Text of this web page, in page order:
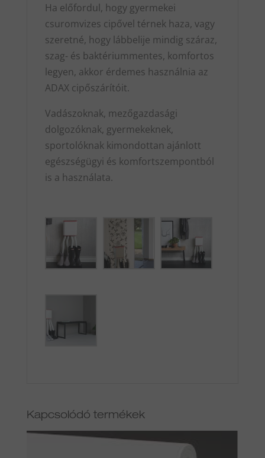
Ha előfordul, hogy gyermekei
csuromvizes cipővel térnek haza, vagy
szeretné, hogy lábbelije mindig száraz,
szag- és baktériummentes, komfortos
legyen, akkor érdemes használnia az
ADAX cipőszárítóit.
Vadászoknak, mezőgazdasági
dolgozóknak, gyermekeknek,
sportolóknak kimondottan ajánlott
egészségügyi és komfortszempontból
is a használata.
Kapcsolódó termékek